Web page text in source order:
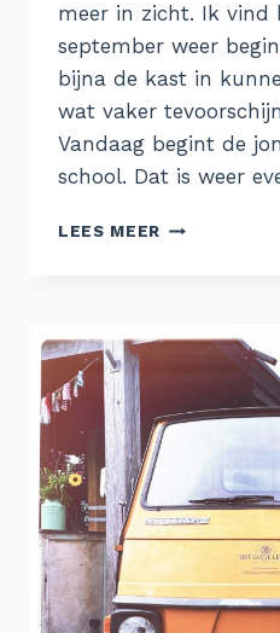
meer in zicht. Ik vind
september weer
bijna de kast in
wat vaker
Vandaag begint de
school. Dat is weer
LEES MEER DE